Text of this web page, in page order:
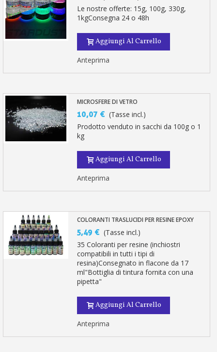
Le nostre offerte: 15g, 100g, 330g,
1kgConsegna 24 o 48h
Aggiungi Al Carrello
Anteprima
MICROSFERE DI VETRO
10,07 € (Tasse incl.)
Prodotto venduto in sacchi da 100g o 1
kg
Aggiungi Al Carrello
Anteprima
COLORANTI TRASLUCIDI PER RESINE EPOXY
5,49 € (Tasse incl.)
35 Coloranti per resine (inchiostri
compatibili in tutti i tipi di
resina)Consegnato in flacone da 17
ml"Bottiglia di tintura fornita con una
pipetta"
Aggiungi Al Carrello
Anteprima